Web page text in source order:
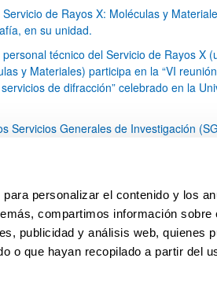
personalizar el contenido y los
compartimos información sobre
publicidad y análisis web, quienes
o que hayan recopilado a partir del
de Rayos X: Moléculas y
en su unidad.
técnico del Servicio de Rayos X
y Materiales) participa en la “VI
de difracción” celebrado en la
Servicios Generales de Investigación
CERU On the Move
Página
1 ...Páginas intermedias Use TAB
Página
4 Página
5 Página
6 ...
Páginas
79